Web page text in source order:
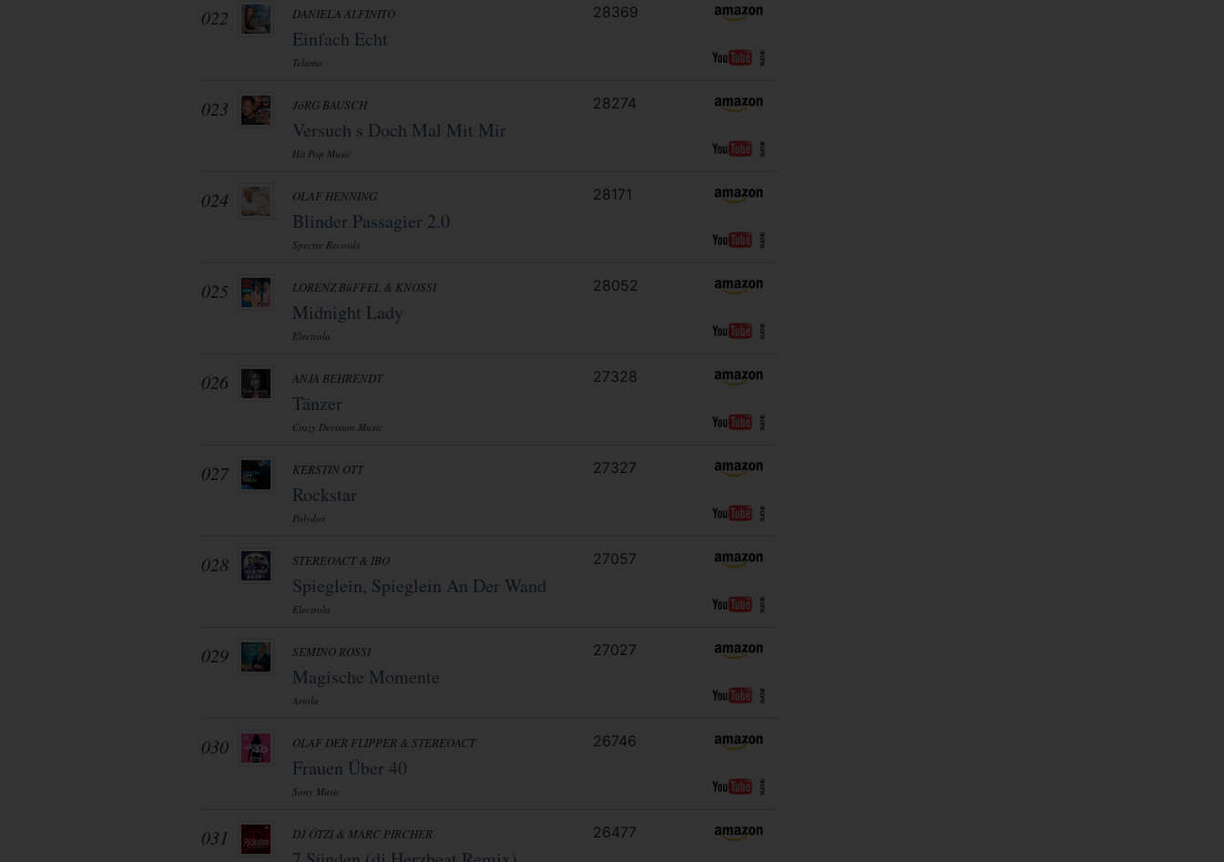
022 DANIELA ALFINITO
Einfach Echt
Telamo
28369
023 JöRG BAUSCH
Versuch s Doch Mal Mit Mir
Hit Pop Music
28274
024 OLAF HENNING
Blinder Passagier 2.0
Spectre Records
28171
025 LORENZ BüFFEL & KNOSSI
Midnight Lady
Electrola
28052
026 ANJA BEHRENDT
Tänzer
Crazy Devision Music
27328
027 KERSTIN OTT
Rockstar
Polydor
27327
028 STEREOACT & IBO
Spieglein, Spieglein An Der Wand
Electrola
27057
029 SEMINO ROSSI
Magische Momente
Ariola
27027
030 OLAF DER FLIPPER & STEREOACT
Frauen Über 40
Sony Music
26746
031 DJ ÖTZI & MARC PIRCHER 26477